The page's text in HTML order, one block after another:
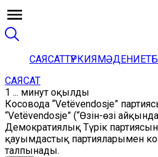
САЯСАТТҮРКИЯМӘДЕНИЕТ
САЯСАТ
1 ... минут оқылды
Косовода “Vetëvendosje”
“Vetëvendosje” (“Өзін-өзі
Демократиялық Түрік
қауымдастық партияларымен
талпынады.